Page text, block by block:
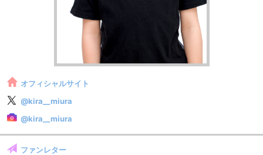
オフィシャルサイト
@kira__miura
@kira__miura
ファンレター